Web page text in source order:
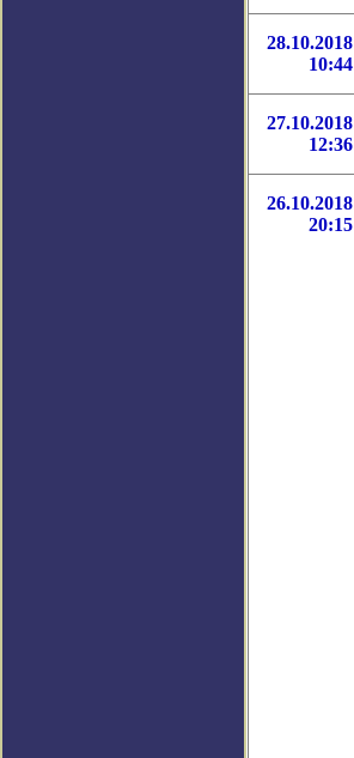
28.10.2018
10:44
27.10.2018
12:36
26.10.2018
20:15